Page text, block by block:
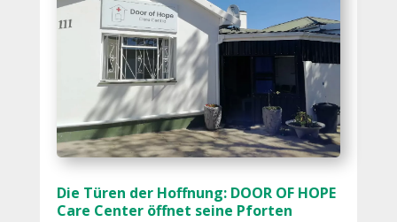
Die Türen der Hoffnung: DOOR OF HOPE
Care Center öffnet seine Pforten